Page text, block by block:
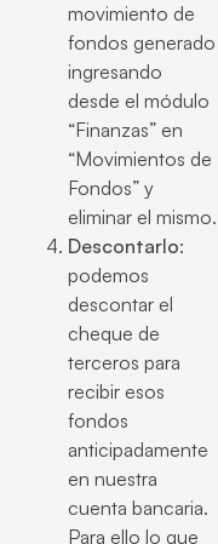
movimiento de
fondos generado
ingresando
desde el módulo
“Finanzas” en
“Movimientos de
Fondos” y
eliminar el mismo.
Descontarlo:
podemos
descontar el
cheque de
terceros para
recibir esos
fondos
anticipadamente
en nuestra
cuenta bancaria.
Para ello lo que